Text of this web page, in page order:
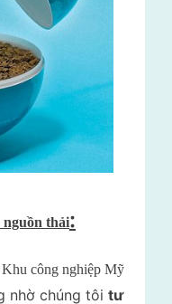
nguồn thải:
công nghiệp Mỹ
nhờ chúng tôi tư